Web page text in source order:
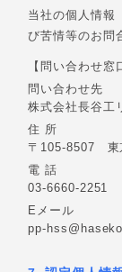
当社の個人情報
び苦情等のお問
【問い合わせ窓
問い合わせ先
株式会社長谷
住 所
〒105-8507 東
電 話
03-6660-2251
Eメール
pp-